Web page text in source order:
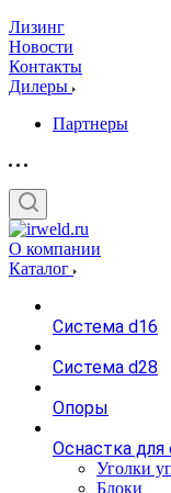
Лизинг
Новости
Контакты
Дилеры
Партнеры
О компании
Каталог
Система d16
Система d28
Опоры
Оснастка
Уголки
Блоки